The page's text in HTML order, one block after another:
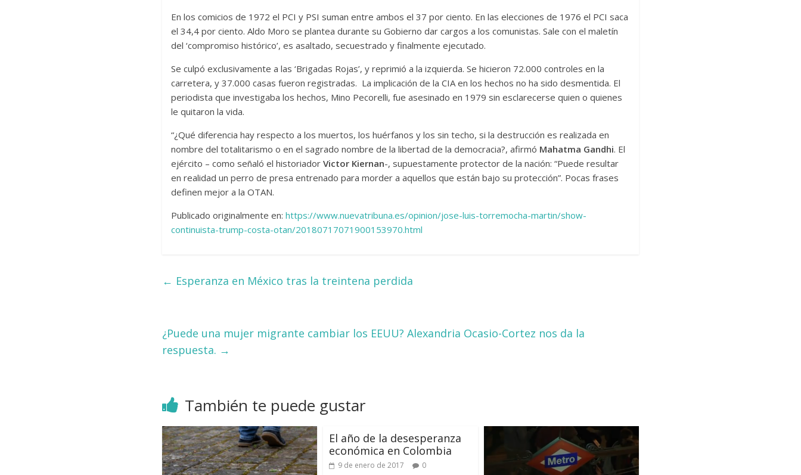
En los comicios de 1972 el PCI y PSI suman entre ambos el 37 por ciento. En las elecciones de 1976 el PCI saca
el 34,4 por ciento. Aldo Moro se plantea durante su Gobierno dar cargos a los comunistas. Sale con el maletín
del ‘compromiso histórico’, es asaltado, secuestrado y finalmente ejecutado.
Se culpó exclusivamente a las ‘Brigadas Rojas’, y reprimió a la izquierda. Se hicieron 72.000 controles en la
carretera, y 37.000 casas fueron registradas. La implicación de la CIA en los hechos no ha sido desmentida. El
periodista que investigaba los hechos, Mino Pecorelli, fue asesinado en 1979 sin esclarecerse quien o quienes
le quitaron la vida.
“¿Qué diferencia hay respecto a los muertos, los huérfanos y los sin techo, si la destrucción es realizada en
nombre del totalitarismo o en el sagrado nombre de la libertad de la democracia?, afirmó Mahatma Gandhi. El
ejército – como señaló el historiador Victor Kiernan-, supuestamente protector de la nación: “Puede resultar
en realidad un perro de presa entrenado para morder a aquellos que están bajo su protección”. Pocas frases
definen mejor a la OTAN.
Publicado originalmente en: https://www.nuevatribuna.es/opinion/jose-luis-torremocha-martin/show-
continuista-trump-costa-otan/20180717071900153970.html
← Esperanza en México tras la treintena perdida
¿Puede una mujer migrante cambiar los EEUU? Alexandria Ocasio-Cortez nos da la
respuesta. →
También te puede gustar
El año de la desesperanza
económica en Colombia
9 de enero de 2017 0